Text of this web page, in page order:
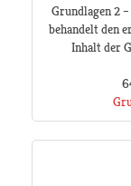
Grundlagen 2
behandelt den
Inhalt der